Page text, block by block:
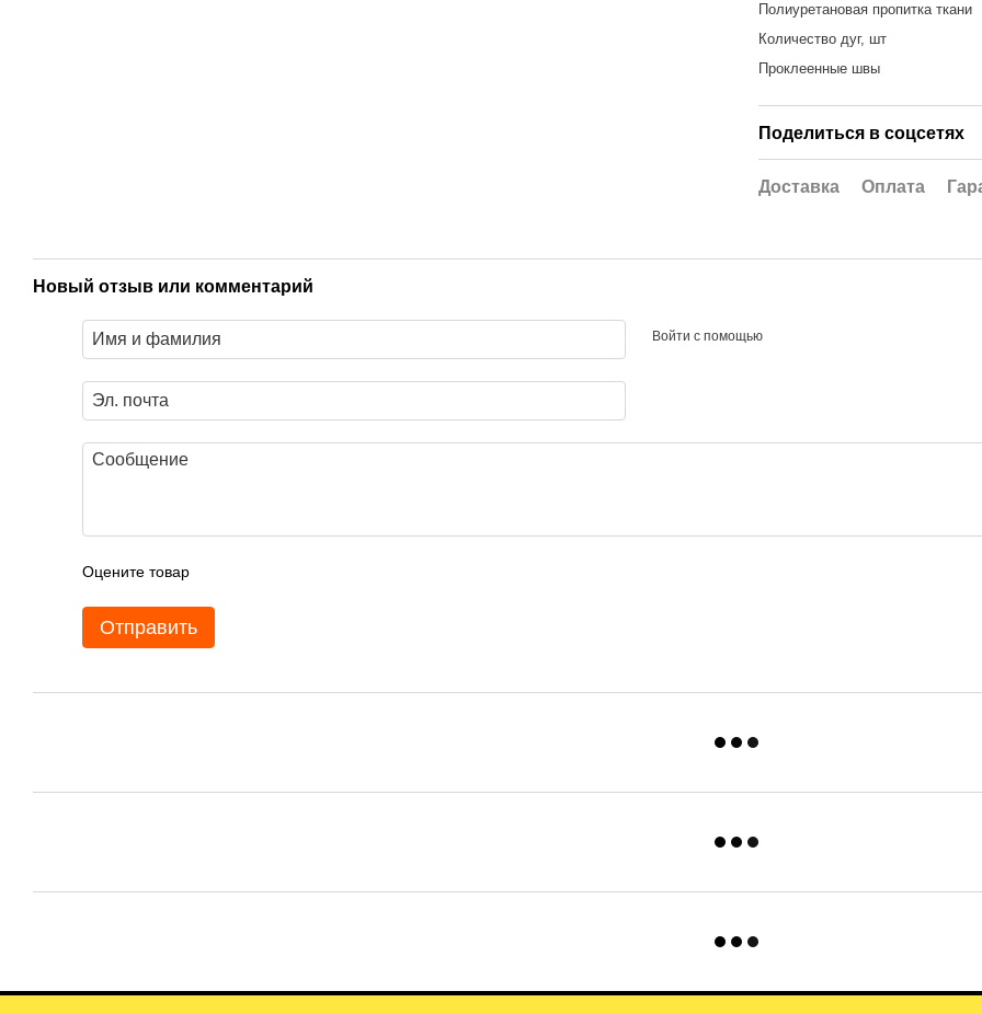
Полиуретановая пропитка ткани
Количество дуг, шт
Проклеенные швы
Поделиться в соцсетях
Доставка Оплата
Новый отзыв или комментарий
Войти с помощью
Оцените товар
Отправить